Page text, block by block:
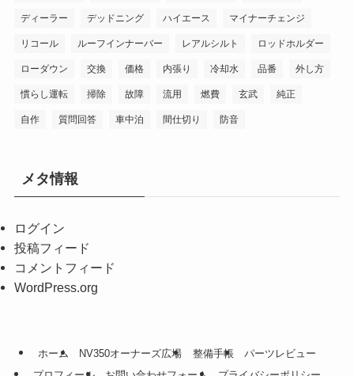
ディーラー デッドニング ハイエース マイナーチェンジ
リコール ルーフインナーバー レアルシルト ロッドホルダー
ローダウン 交換 価格 内張り 冷却水 品番 外し方
慣らし運転 掃除 故障 流用 燃費 玄武 純正
自作 質問回答 車中泊 間仕切り 防音
メタ情報
ログイン
投稿フィード
コメントフィード
WordPress.org
ホーム NV350オーナーズ広場 整備手帳
パーツレビュー